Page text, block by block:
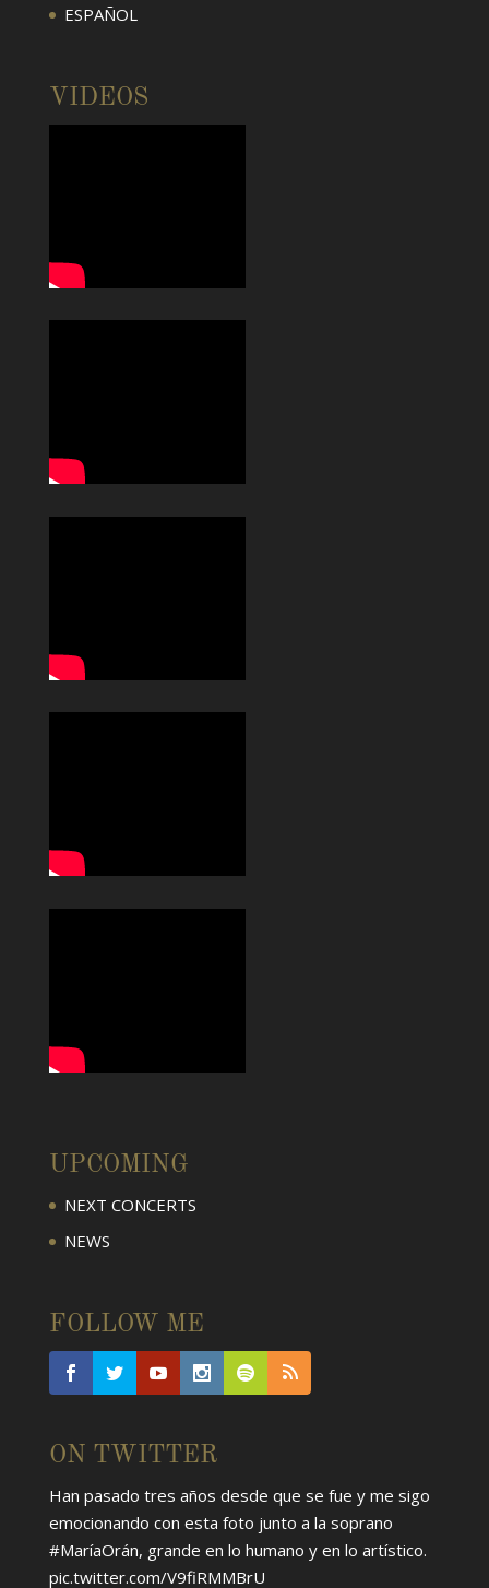
ESPAÑOL
VIDEOS
UPCOMING
NEXT CONCERTS
NEWS
FOLLOW ME
ON TWITTER
Han pasado tres años desde que se fue y me sigo
emocionando con esta foto junto a la soprano
#MaríaOrán, grande en lo humano y en lo artístico.
pic.twitter.com/V9fiRMMBrU